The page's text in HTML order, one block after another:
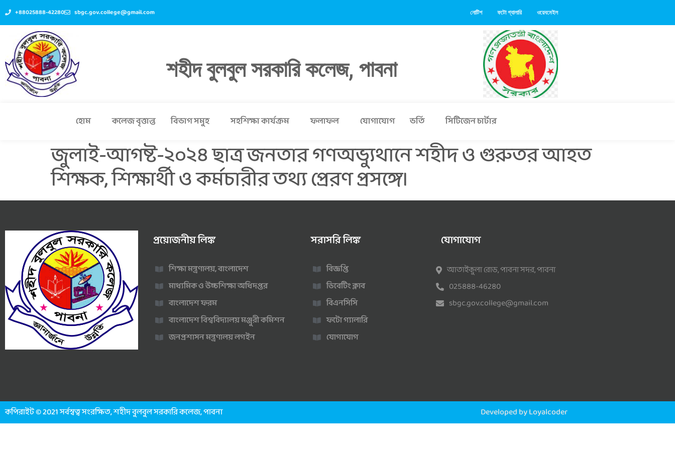
+88025888-42280 sbgc.gov.college@gmail.com নোটিশ ফটো গ্যালারি ওয়েবমেইল
শহীদ বুলবুল সরকারি কলেজ, পাবনা
হোম কলেজ বৃত্তান্ত বিভাগ সমুহ সহশিক্ষা কার্যক্রম ফলাফল যোগাযোগ ভর্তি সিটিজেন চার্টার
জুলাই-আগষ্ট-২০২৪ ছাত্র জনতার গণঅভ্যুথানে শহীদ ও গুরুতর আহত
শিক্ষক, শিক্ষার্থী ও কর্মচারীর তথ্য প্রেরণ প্রসঙ্গে।
প্রয়োজনীয় লিঙ্ক
শিক্ষা মন্ত্রণালয়, বাংলাদেশ
মাধ্যমিক ও উচ্চশিক্ষা অধিদপ্তর
বাংলাদেশ ফরম
বাংলাদেশ বিশ্ববিদ্যালয় মঞ্জুরী কমিশন
জনপ্রশাসন মন্ত্রণালয় লগইন
সরাসরি লিঙ্ক
বিজ্ঞপ্তি
ডিবেটিং ক্লাব
বিএনসিসি
ফটো গ্যালারি
যোগাযোগ
যোগাযোগ
আতাইকুলা রোড, পাবনা সদর, পাবনা
025888-46280
sbgc.gov.college@gmail.com
কপিরাইট © 2021 সর্বস্বত্ব সংরক্ষিত, শহীদ বুলবুল সরকারি কলেজ, পাবনা Developed by Loyalcoder